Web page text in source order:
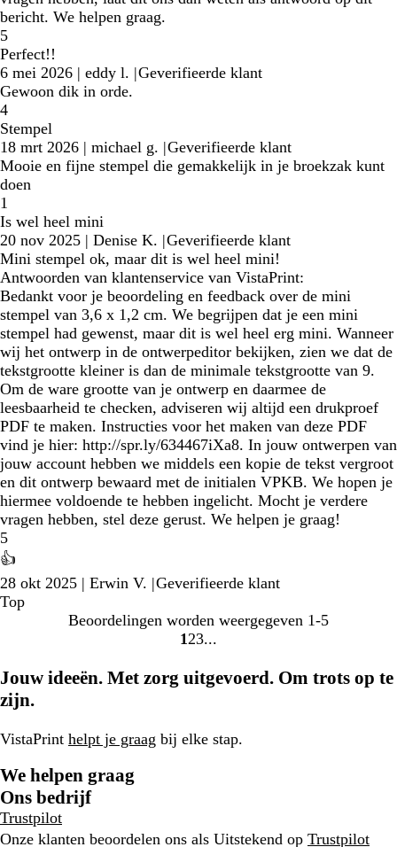
bericht. We helpen graag.
5
Perfect!!
6 mei 2026 | eddy l. |Geverifieerde klant
Gewoon dik in orde.
4
Stempel
18 mrt 2026 | michael g. |Geverifieerde klant
Mooie en fijne stempel die gemakkelijk in je broekzak kunt
doen
1
Is wel heel mini
20 nov 2025 | Denise K. |Geverifieerde klant
Mini stempel ok, maar dit is wel heel mini!
Antwoorden van klantenservice van VistaPrint:
Bedankt voor je beoordeling en feedback over de mini
stempel van 3,6 x 1,2 cm. We begrijpen dat je een mini
stempel had gewenst, maar dit is wel heel erg mini. Wanneer
wij het ontwerp in de ontwerpeditor bekijken, zien we dat de
tekstgrootte kleiner is dan de minimale tekstgrootte van 9.
Om de ware grootte van je ontwerp en daarmee de
leesbaarheid te checken, adviseren wij altijd een drukproef
PDF te maken. Instructies voor het maken van deze PDF
vind je hier: http://spr.ly/634467iXa8. In jouw ontwerpen van
jouw account hebben we middels een kopie de tekst vergroot
en dit ontwerp bewaard met de initialen VPKB. We hopen je
hiermee voldoende te hebben ingelicht. Mocht je verdere
vragen hebben, stel deze gerust. We helpen je graag!
5
👍
28 okt 2025 | Erwin V. |Geverifieerde klant
Top
Beoordelingen worden weergegeven 1-5
Naar
1 Naar
2 Naar
3
Jouw ideeën. Met zorg uitgevoerd. Om trots op te
zijn.
VistaPrint helpt je graag bij elke stap.
We helpen graag
Ons bedrijf
Trustpilot
Onze klanten beoordelen ons als Uitstekend op Trustpilot